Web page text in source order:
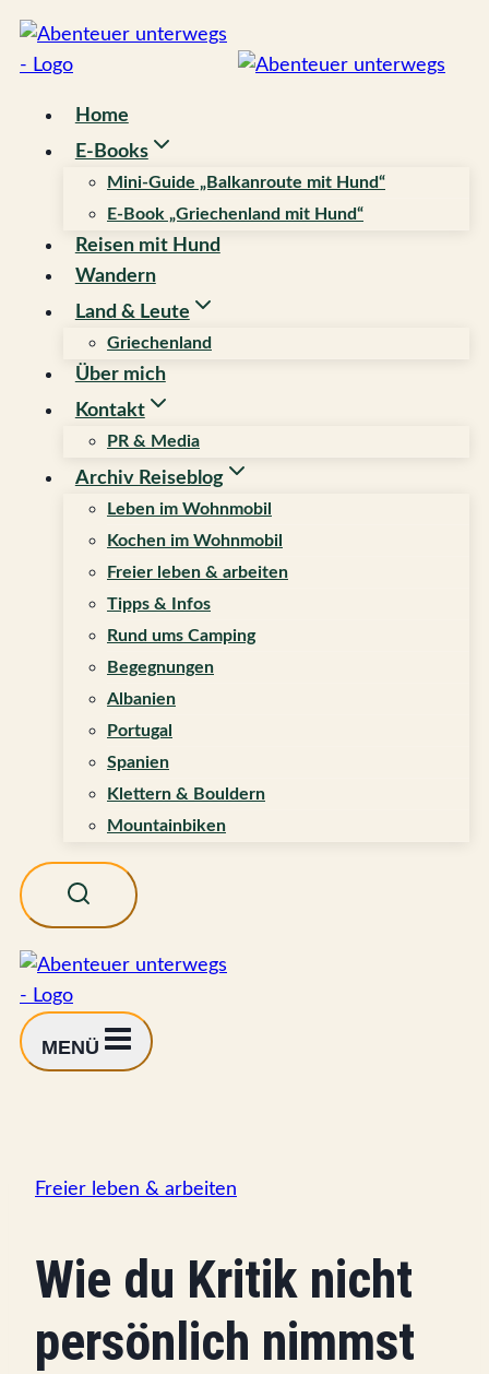
Zum
Inhalt
Home
E-Books
Mini-Guide „Balkanroute mit Hund“
E-Book „Griechenland mit Hund“
Reisen mit Hund
Wandern
Land & Leute
Griechenland
Über mich
Kontakt
PR & Media
Archiv Reiseblog
Leben im Wohnmobil
Kochen im Wohnmobil
Freier leben & arbeiten
Tipps & Infos
Rund ums Camping
Begegnungen
Albanien
Portugal
Spanien
Klettern & Bouldern
Mountainbiken
MENÜ
Freier leben & arbeiten
Wie du Kritik nicht
persönlich nimmst